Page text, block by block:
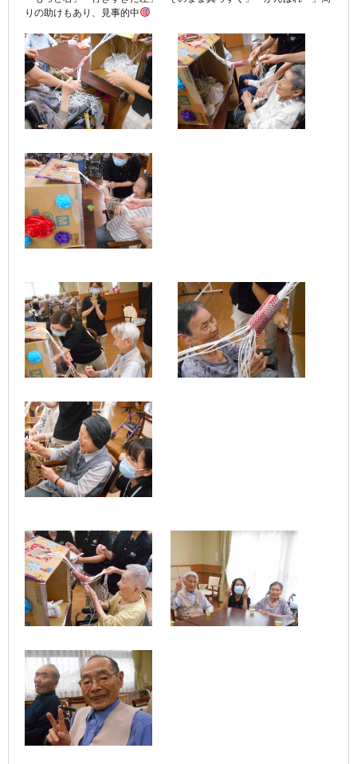
りの助けもあり、見事的中